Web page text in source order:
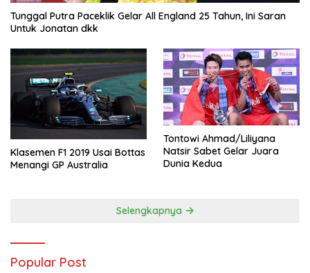
Tunggal Putra Paceklik Gelar All England 25 Tahun, Ini Saran
Untuk Jonatan dkk
Klasemen F1 2019 Usai Bottas
Menangi GP Australia
Tontowi Ahmad/Liliyana
Natsir Sabet Gelar Juara
Dunia Kedua
Selengkapnya
Popular Post